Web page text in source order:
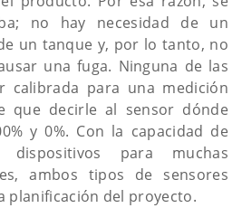
no hay necesidad de un
un tanque y, por lo tanto, no
una fuga. Ninguna de las
calibrada para una medición
que decirle al sensor dónde
y 0%. Con la capacidad de
para muchas
ambos tipos de sensores
planificación del proyecto.